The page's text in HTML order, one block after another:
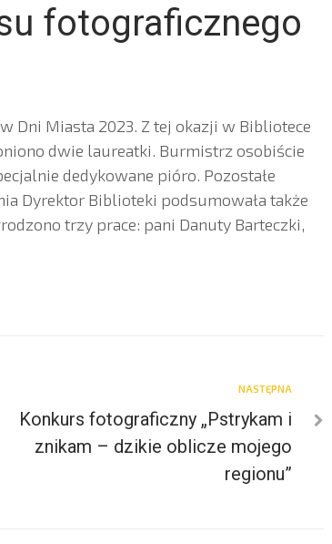
fotograficznego
Dni Miasta 2023. Z tej okazji w Bibliotece
dwie laureatki. Burmistrz osobiście
dedykowane pióro. Pozostałe
Dyrektor Biblioteki podsumowała także
trzy prace: pani Danuty Barteczki,
NASTĘPNA
Konkurs fotograficzny „Pstrykam i
znikam – dzikie oblicze mojego
regionu”